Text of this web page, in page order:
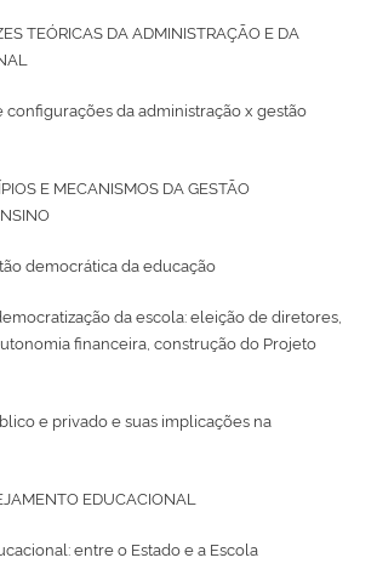
e dos Direitos Humanos
TEÓRICAS DA ADMINISTRAÇÃO E DA
configurações da administração x gestão
E MECANISMOS DA GESTÃO
democrática da educação
da escola: eleição de diretores,
financeira, construção do Projeto
e privado e suas implicações na
EDUCACIONAL
entre o Estado e a Escola